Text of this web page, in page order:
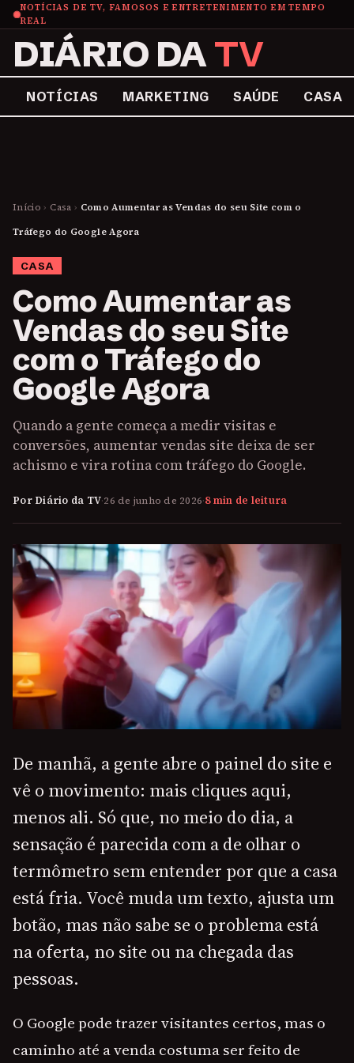
NOTÍCIAS DE TV, FAMOSOS E ENTRETENIMENTO EM TEMPO
REAL
DIÁRIO DATV
NOTÍCIAS MARKETING SAÚDE CASA
Início › Casa › Como Aumentar as Vendas do seu Site com o
Tráfego do Google Agora
CASA
Como Aumentar as
Vendas do seu Site
com o Tráfego do
Google Agora
Quando a gente começa a medir visitas e
conversões, aumentar vendas site deixa de ser
achismo e vira rotina com tráfego do Google.
Por Diário da TV·26 de junho de 2026·8 min de leitura
De manhã, a gente abre o painel do site e
vê o movimento: mais cliques aqui,
menos ali. Só que, no meio do dia, a
sensação é parecida com a de olhar o
termômetro sem entender por que a casa
está fria. Você muda um texto, ajusta um
botão, mas não sabe se o problema está
na oferta, no site ou na chegada das
pessoas.
O Google pode trazer visitantes certos, mas o
caminho até a venda costuma ser feito de